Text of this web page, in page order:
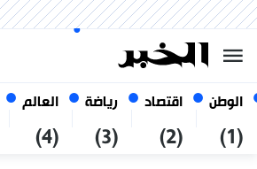
الوطن
(1)
اقتصاد
(2)
رياضة
(3)
العالم
(4)
07 أغسطس 2026
الجزائر